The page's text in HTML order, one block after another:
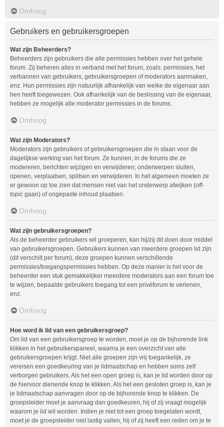
Omhoog
Gebruikers en gebruikersgroepen
Wat zijn Beheerders?
Beheerders zijn gebruikers die alle permissies hebben over het gehele
forum. Zij beheren alles in verband met het forum, zoals: permissies, het
verbannen van gebruikers, gebruikersgroepen of moderators aanmaken,
enz. Hun permissies zijn natuurlijk afhankelijk van welke de eigenaar aan
hen heeft toegewezen. Ook afhankelijk van de beslissing van de eigenaar,
hebben ze mogelijk alle moderator permissies in de forums.
Omhoog
Wat zijn Moderators?
Moderators zijn gebruikers of gebruikersgroepen die in staan voor de
dagelijkse werking van het forum. Ze kunnen, in de forums die ze
modereren, berichten wijzigen en verwijderen; onderwerpen sluiten,
openen, verplaatsen, splitsen en verwijderen. In het algemeen moeten ze
er gewoon op toe zien dat mensen niet van het onderwerp afwijken (off-
topic gaan) of ongepaste inhoud plaatsen.
Omhoog
Wat zijn gebruikersgroepen?
Als de beheerder gebruikers wil groeperen, kan hij/zij dit doen door middel
van gebruikersgroepen. Gebruikers kunnen van meerdere groepen lid zijn
(dit verschilt per forum), deze groepen kunnen verschillende
permissies/toegangspermissies hebben. Op deze manier is het voor de
beheerder een stuk gemakkelijker meerdere moderators aan een forum toe
te wijzen, bepaalde gebruikers toegang tot een privéforum te verlenen,
enz.
Omhoog
Hoe word ik lid van een gebruikersgroep?
Om lid van een gebruikersgroep te worden, moet je op de bijhorende link
klikken in het gebruikerspaneel, waarna je een overzicht van alle
gebruikersgroepen krijgt. Niet alle groepen zijn vrij toegankelijk, ze
vereisen een goedkeuring van je lidmaatschap en hebben soms zelf
verborgen gebruikers. Als het een open groep is, kan je lid worden door op
de hiervoor dienende knop te klikken. Als het een gesloten groep is, kan je
je lidmaatschap aanvragen door op de bijhorende knop te klikken. De
groepsleider moet je aanvraag dan goedkeuren, hij of zij vraagt mogelijk
waarom je lid wil worden. Indien je niet tot een groep toegelaten wordt,
moet je de groepsleider niet lastig vallen, hij of zij heeft een reden om je te